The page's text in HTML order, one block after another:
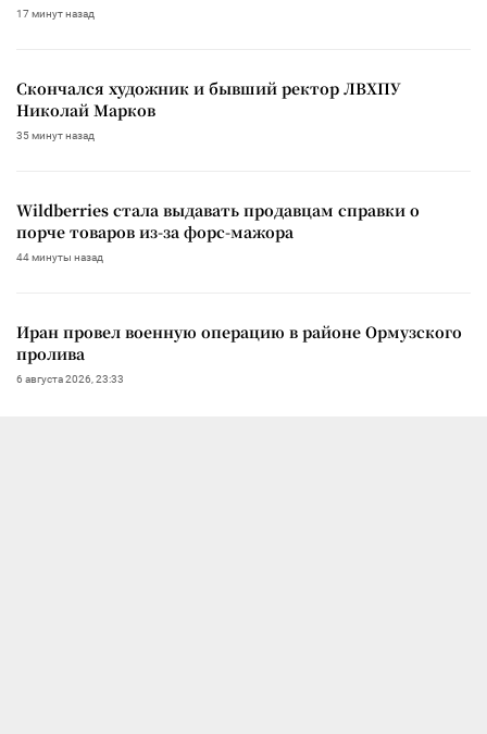
17 минут назад
Скончался художник и бывший ректор ЛВХПУ
Николай Марков
35 минут назад
Wildberries стала выдавать продавцам справки о
порче товаров из-за форс-мажора
44 минуты назад
Иран провел военную операцию в районе Ормузского
пролива
6 августа 2026, 23:33